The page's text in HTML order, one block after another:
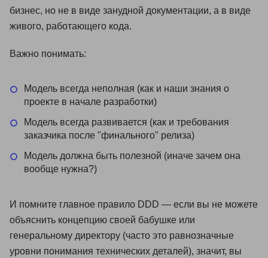
бизнес, но не в виде занудной документации, а в виде
живого, работающего кода.
Важно понимать:
Модель всегда неполная (как и наши знания о
проекте в начале разработки)
Модель всегда развивается (как и требования
заказчика после "финального" релиза)
Модель должна быть полезной (иначе зачем она
вообще нужна?)
И помните главное правило DDD — если вы не можете
объяснить концепцию своей бабушке или
генеральному директору (часто это равнозначные
уровни понимания технических деталей), значит, вы